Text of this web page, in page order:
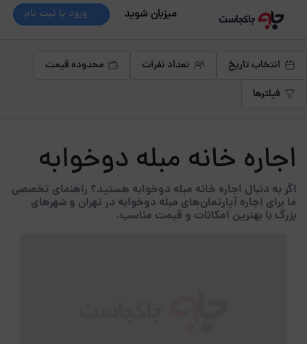
میزبان شوید ورود یا ثبت نام
انتخاب تاریخ تعداد نفرات
محدوده قیمت
فیلترها
اجاره خانه مبله دوخوابه
اگر به دنبال اجاره خانه مبله دوخوابه هستید؟ راهنمای تخصصی
ما برای اجاره آپارتمان‌های مبله دوخوابه در تهران و شهرهای
بزرگ با بهترین امکانات و قیمت مناسب.